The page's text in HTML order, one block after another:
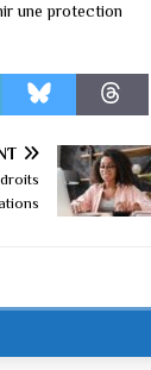
une protection